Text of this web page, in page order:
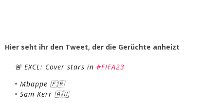
Hier seht ihr den Tweet, der die Gerüchte anheizt
🚨 EXCL: Cover stars in #FIFA23
• Mbappe 🇫🇷
• Sam Kerr 🇦🇺